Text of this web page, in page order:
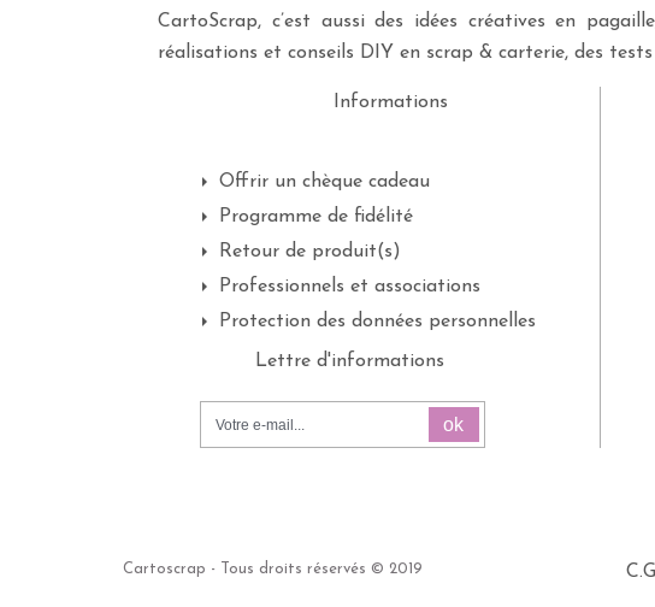
CartoScrap, c’est aussi des idées créatives en
réalisations et conseils DIY en scrap & carterie, des
Informations
Offrir un chèque cadeau
Programme de fidélité
Retour de produit(s)
Professionnels et associations
Protection des données personnelles
Lettre d'informations
ok
Cartoscrap - Tous droits réservés © 2019